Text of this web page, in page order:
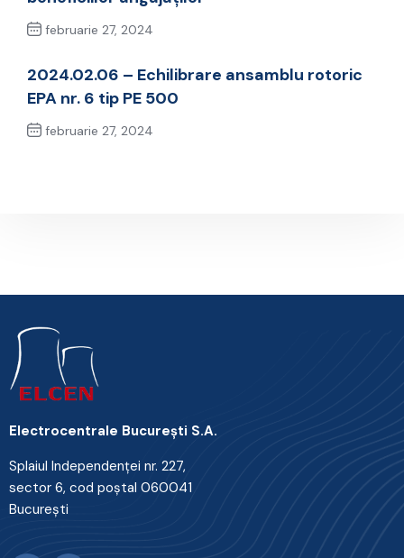
februarie 27, 2024
2024.02.06 – Echilibrare ansamblu rotoric
EPA nr. 6 tip PE 500
februarie 27, 2024
Electrocentrale Bucureşti S.A.
Splaiul Independenţei nr. 227,
sector 6, cod poştal 060041
Bucureşti